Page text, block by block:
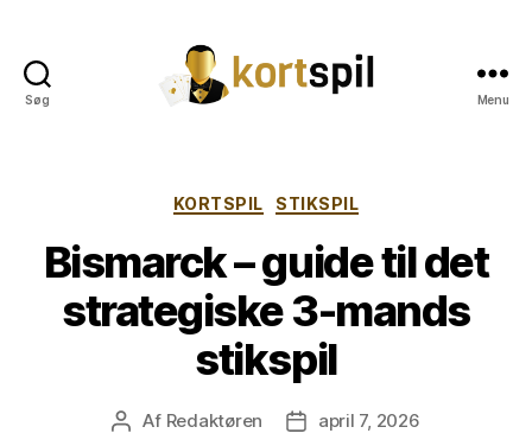
Søg Menu
Kategorier
KORTSPIL STIKSPIL
Bismarck – guide til det
strategiske 3-mands
stikspil
Indlægsforfatter
Af Redaktøren Indlægsdato
april 7, 2026